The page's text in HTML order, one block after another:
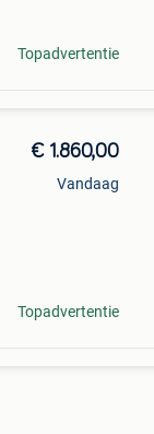
Topadvertentie
€ 1.860,00
Vandaag
Topadvertentie